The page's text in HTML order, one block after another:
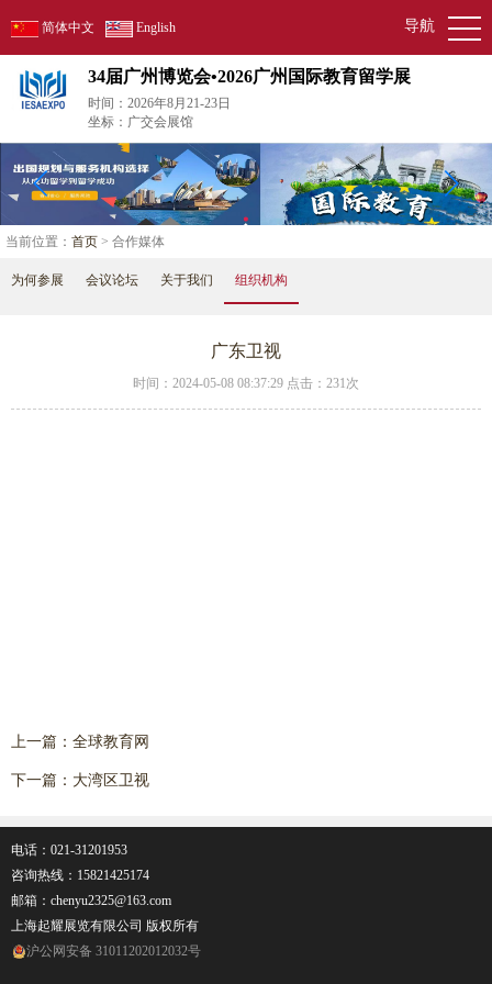
简体中文 English 导航
34届广州博览会•2026广州国际教育留学展
时间：2026年8月21-23日
坐标：广交会展馆
当前位置： 首页 > 合作媒体
为何参展 会议论坛 关于我们 组织机构
广东卫视
时间：2024-05-08 08:37:29 点击： 231次
上一篇： 全球教育网
下一篇： 大湾区卫视
电话：021-31201953
咨询热线： 15821425174
邮箱：chenyu2325@163.com
上海起耀展览有限公司 版权所有
沪公网安备 31011202012032号